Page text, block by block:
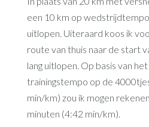
een 10 km op
uitlopen. Uiteraard koos ik
route van thuis naar de start
lang uitlopen. Op basis van
trainingstempo op de
min/km) zou ik mogen
minuten (4:42 min/km).